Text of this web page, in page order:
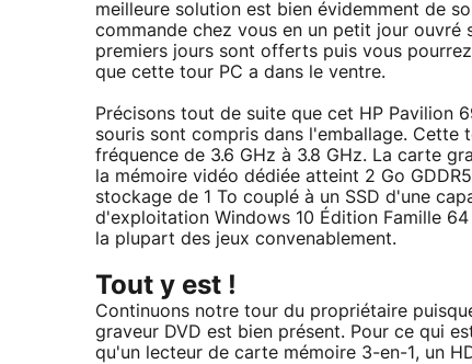
meilleure solution est bien évidemment de
commande chez vous en un petit jour ouvré
premiers jours sont offerts puis vous
que cette tour PC a dans le ventre.
Précisons tout de suite que cet HP Pavilion
souris sont compris dans l'emballage. Cette
fréquence de 3.6 GHz à 3.8 GHz. La carte
la mémoire vidéo dédiée atteint 2 Go
stockage de 1 To couplé à un SSD d'une
d'exploitation Windows 10 Édition Famille
la plupart des jeux convenablement.
Tout y est !
Continuons notre tour du propriétaire
graveur DVD est bien présent. Pour ce qui
qu'un lecteur de carte mémoire 3-en-1, un